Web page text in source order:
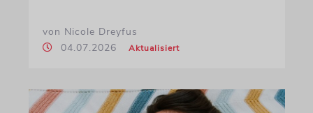
von Nicole Dreyfus
04.07.2026
Aktualisiert